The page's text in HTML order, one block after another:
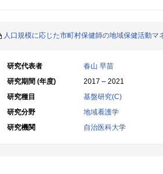
人口規模に応じた市町村保健師の地域保健活動マ
研究代表者
春山 早苗
研究期間 (年度)
2017 – 2021
研究種目
基盤研究(C)
研究分野
地域看護学
研究機関
自治医科大学